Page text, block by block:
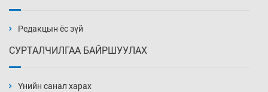
Уржигдар 14 цаг 00 мин
нэмэгджээ
Редакцын ёс зүй
СУРТАЛЧИЛГАА БАЙРШУУЛАХ
Үнийн санал харах